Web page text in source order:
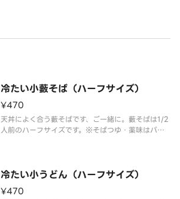
冷たい小藪そば（ハーフサイズ）
¥470
天丼によく合う藪そばです、ご一緒に。藪そばは1/2
人前のハーフサイズです。※そばつゆ・薬味はパッ
冷たい小うどん（ハーフサイズ）
¥470